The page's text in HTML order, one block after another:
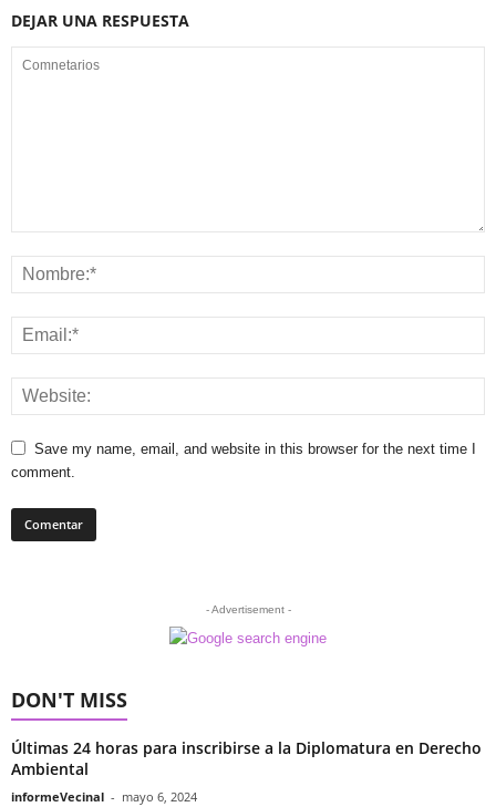
DEJAR UNA RESPUESTA
Save my name, email, and website in this browser for the next time I
comment.
- Advertisement -
DON'T MISS
Últimas 24 horas para inscribirse a la Diplomatura en Derecho
Ambiental
informeVecinal - mayo 6, 2024